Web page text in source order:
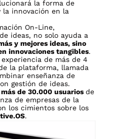
la forma de
innovación en la
On-Line,
ideas, no solo ayuda a
y mejores ideas, sino
innovaciones tangibles.
de más de 4
la plataforma, llamada
enseñanza de
gestión de ideas.
de 30.000 usuariosde
de empresas de la
los cimientos sobre los
.